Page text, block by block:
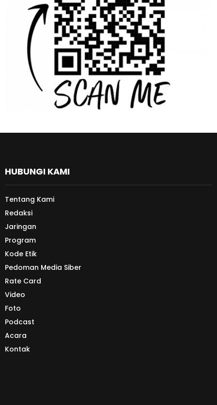
HUBUNGI KAMI
Tentang Kami
Redaksi
Jaringan
Program
Kode Etik
Pedoman Media Siber
Rate Card
Video
Foto
Podcast
Acara
Kontak